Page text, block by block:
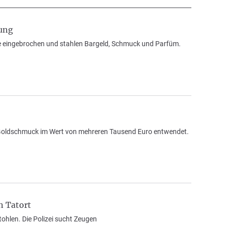
und stahlen Bargeld, Schmuck und Parfüm.
im Wert von mehreren Tausend Euro entwendet.
Tatort
Die Polizei sucht Zeugen